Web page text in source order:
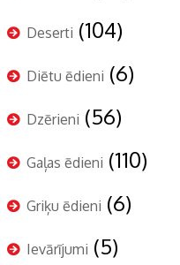
Deserti (104)
Diētu ēdieni (6)
Dzērieni (56)
Gaļas ēdieni (110)
Griķu ēdieni (6)
Ievārījumi (5)